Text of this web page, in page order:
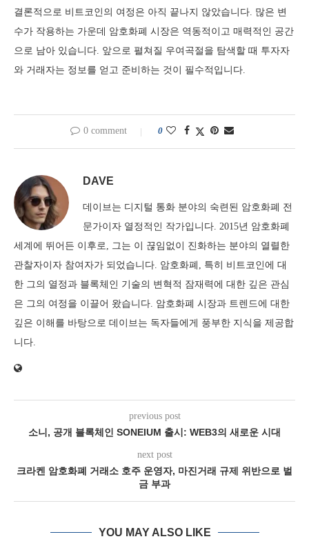
결론적으로 비트코인의 여정은 아직 끝나지 않았습니다. 많은 변
수가 작용하는 가운데 암호화폐 시장은 역동적이고 매력적인 공간
으로 남아 있습니다. 앞으로 펼쳐질 우여곡절을 탐색할 때 투자자
와 거래자는 정보를 얻고 준비하는 것이 필수적입니다.
0 comment 0
DAVE
데이브는 디지털 통화 분야의 숙련된 암호화폐 전
문가이자 열정적인 작가입니다. 2015년 암호화폐
세계에 뛰어든 이후로, 그는 이 끊임없이 진화하는 분야의 열렬한
관찰자이자 참여자가 되었습니다. 암호화폐, 특히 비트코인에 대
한 그의 열정과 블록체인 기술의 변혁적 잠재력에 대한 깊은 관심
은 그의 여정을 이끌어 왔습니다. 암호화폐 시장과 트렌드에 대한
깊은 이해를 바탕으로 데이브는 독자들에게 풍부한 지식을 제공합
니다.
previous post
소니, 공개 블록체인 SONEIUM 출시: WEB3의 새로운 시대
next post
크라켄 암호화폐 거래소 호주 운영자, 마진거래 규제 위반으로 벌
금 부과
YOU MAY ALSO LIKE